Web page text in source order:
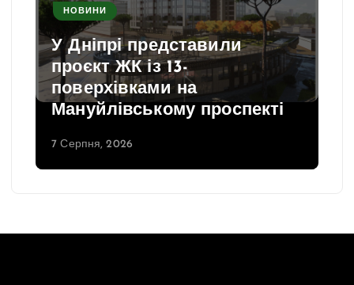
НОВИНИ
У Дніпрі представили
проєкт ЖК із 13-
поверхівками на
Мануйлівському проспекті
7 Серпня, 2026